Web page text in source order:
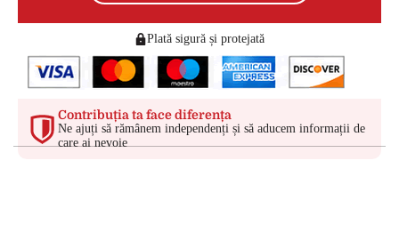
Plată sigură și protejată
Contribuția ta face diferența
Ne ajuți să rămânem independenți și să aducem informații de
care ai nevoie